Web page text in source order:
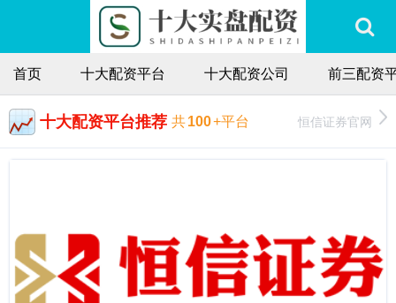
首页 十大配资平台 十大配资公司 前三配资
十大配资平台推荐 共100+平台 恒信证券官网